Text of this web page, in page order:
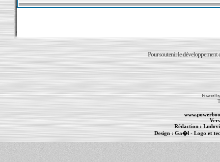
Pour soutenir le développement
Powered
Rédaction :
Design : Ga�l- Logo et